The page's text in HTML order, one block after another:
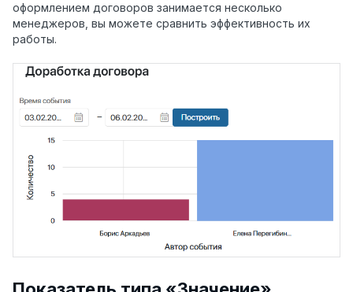
оформлением договоров занимается несколько
менеджеров, вы можете сравнить эффективность их
работы.